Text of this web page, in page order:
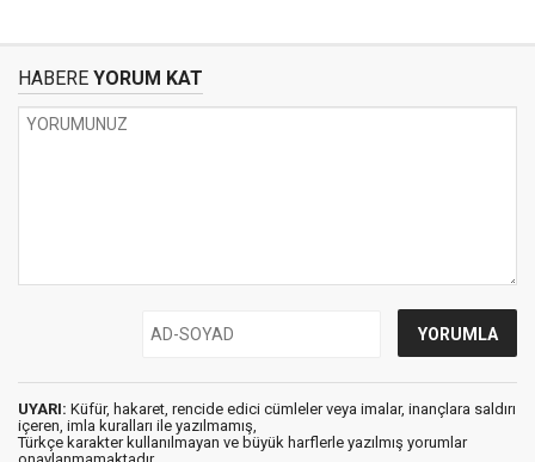
HABERE YORUM KAT
UYARI: Küfür, hakaret, rencide edici cümleler veya imalar, inançlara saldırı
içeren, imla kuralları ile yazılmamış,
Türkçe karakter kullanılmayan ve büyük harflerle yazılmış yorumlar